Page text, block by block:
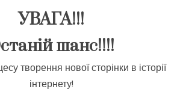
УВАГА!!!
шанс!!!!
творення нової сторінки в історії
інтернету!